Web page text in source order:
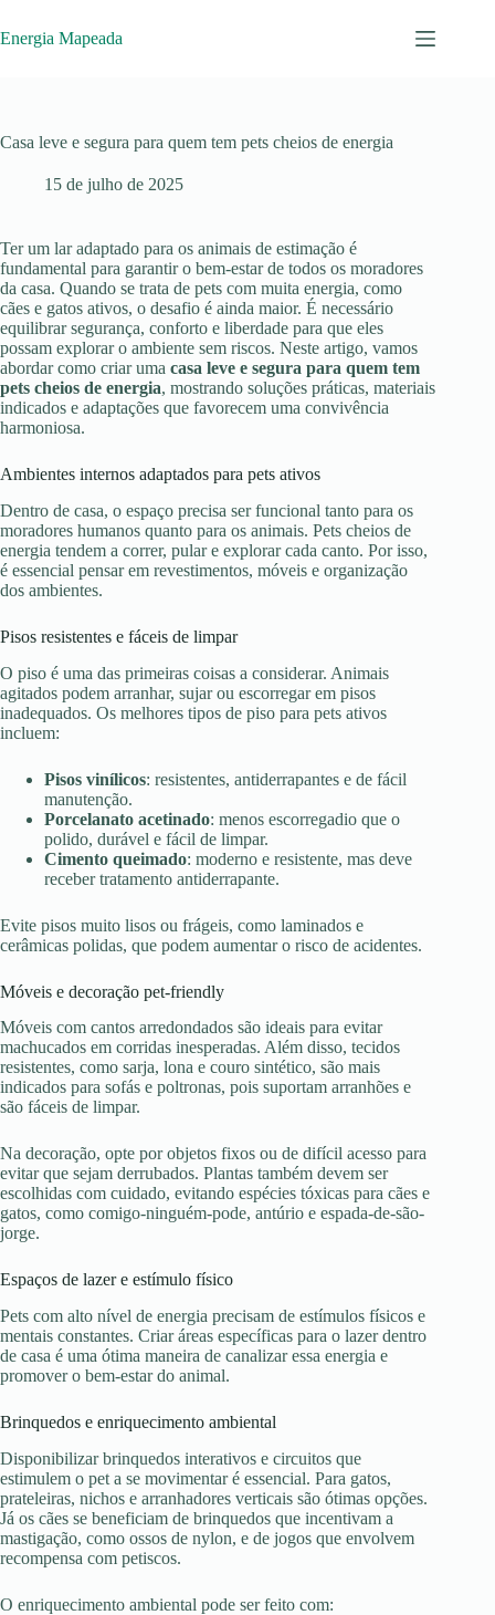
para
o
Energia Mapeada
Casa leve e segura para quem tem pets cheios de energia
15 de julho de 2025
Ter um lar adaptado para os animais de estimação é
fundamental para garantir o bem-estar de todos os moradores
da casa. Quando se trata de pets com muita energia, como
cães e gatos ativos, o desafio é ainda maior. É necessário
equilibrar segurança, conforto e liberdade para que eles
possam explorar o ambiente sem riscos. Neste artigo, vamos
abordar como criar uma casa leve e segura para quem tem
pets cheios de energia, mostrando soluções práticas, materiais
indicados e adaptações que favorecem uma convivência
harmoniosa.
Ambientes internos adaptados para pets ativos
Dentro de casa, o espaço precisa ser funcional tanto para os
moradores humanos quanto para os animais. Pets cheios de
energia tendem a correr, pular e explorar cada canto. Por isso,
é essencial pensar em revestimentos, móveis e organização
dos ambientes.
Pisos resistentes e fáceis de limpar
O piso é uma das primeiras coisas a considerar. Animais
agitados podem arranhar, sujar ou escorregar em pisos
inadequados. Os melhores tipos de piso para pets ativos
incluem:
Pisos vinílicos: resistentes, antiderrapantes e de fácil
manutenção.
Porcelanato acetinado: menos escorregadio que o
polido, durável e fácil de limpar.
Cimento queimado: moderno e resistente, mas deve
receber tratamento antiderrapante.
Evite pisos muito lisos ou frágeis, como laminados e
cerâmicas polidas, que podem aumentar o risco de acidentes.
Móveis e decoração pet-friendly
Móveis com cantos arredondados são ideais para evitar
machucados em corridas inesperadas. Além disso, tecidos
resistentes, como sarja, lona e couro sintético, são mais
indicados para sofás e poltronas, pois suportam arranhões e
são fáceis de limpar.
Na decoração, opte por objetos fixos ou de difícil acesso para
evitar que sejam derrubados. Plantas também devem ser
escolhidas com cuidado, evitando espécies tóxicas para cães e
gatos, como comigo-ninguém-pode, antúrio e espada-de-são-
jorge.
Espaços de lazer e estímulo físico
Pets com alto nível de energia precisam de estímulos físicos e
mentais constantes. Criar áreas específicas para o lazer dentro
de casa é uma ótima maneira de canalizar essa energia e
promover o bem-estar do animal.
Brinquedos e enriquecimento ambiental
Disponibilizar brinquedos interativos e circuitos que
estimulem o pet a se movimentar é essencial. Para gatos,
prateleiras, nichos e arranhadores verticais são ótimas opções.
Já os cães se beneficiam de brinquedos que incentivam a
mastigação, como ossos de nylon, e de jogos que envolvem
recompensa com petiscos.
O enriquecimento ambiental pode ser feito com: